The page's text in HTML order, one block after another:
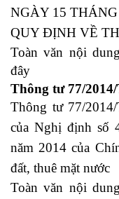
NGÀY 15
QUY ĐỊNH VỀ
Toàn văn nội
đây
Thông tư 77/
Thông tư 77/
của Nghị định số
năm 2014 của
đất, thuê mặt nước
Toàn văn nội